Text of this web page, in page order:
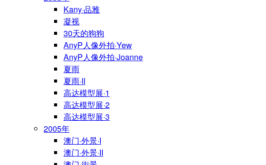
Kany·品雅
凝视
30天的狗狗
AnyP人像外拍·Yew
AnyP人像外拍·Joanne
夏雨
夏雨·II
高达模型展·1
高达模型展·2
高达模型展·3
2005年
澳门·外景·I
澳门·外景·II